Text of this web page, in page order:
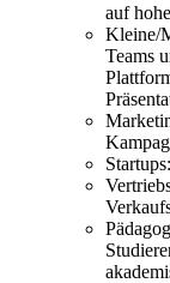
auf
Kleine/
Teams